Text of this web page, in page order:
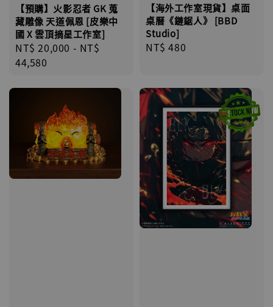
【預購】火影忍者 GK 蒐
藏雕像 天道佩恩 [皮樂中
國 X 雲頂摘星工作室]
Regular
price
NT$ 20,000 - NT$
44,580
【海外工作室現貨】桌面
桌曆《鏈鋸人》 [BBD
Studio]
Regular
NT$ 480